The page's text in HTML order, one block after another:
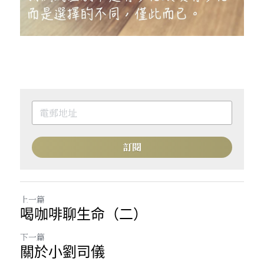
訂閱
上一篇
喝咖啡聊生命（二）
下一篇
關於小劉司儀